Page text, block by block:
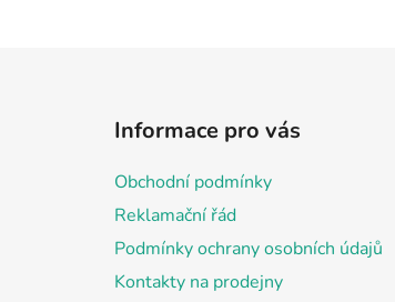
Informace pro vás
Obchodní podmínky
Reklamační řád
Podmínky ochrany osobních údajů
Kontakty na prodejny